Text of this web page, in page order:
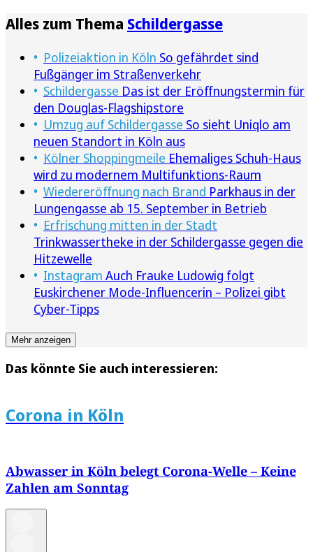
Alles zum Thema Schildergasse
Polizeiaktion in Köln So gefährdet sind
Fußgänger im Straßenverkehr
Schildergasse Das ist der Eröffnungstermin für
den Douglas-Flagshipstore
Umzug auf Schildergasse So sieht Uniqlo am
neuen Standort in Köln aus
Kölner Shoppingmeile Ehemaliges Schuh-Haus
wird zu modernem Multifunktions-Raum
Wiedereröffnung nach Brand Parkhaus in der
Lungengasse ab 15. September in Betrieb
Erfrischung mitten in der Stadt
Trinkwassertheke in der Schildergasse gegen die
Hitzewelle
Instagram Auch Frauke Ludowig folgt
Euskirchener Mode-Influencerin – Polizei gibt
Cyber-Tipps
Mehr anzeigen
Das könnte Sie auch interessieren:
Corona in Köln
Abwasser in Köln belegt Corona-Welle – Keine
Zahlen am Sonntag